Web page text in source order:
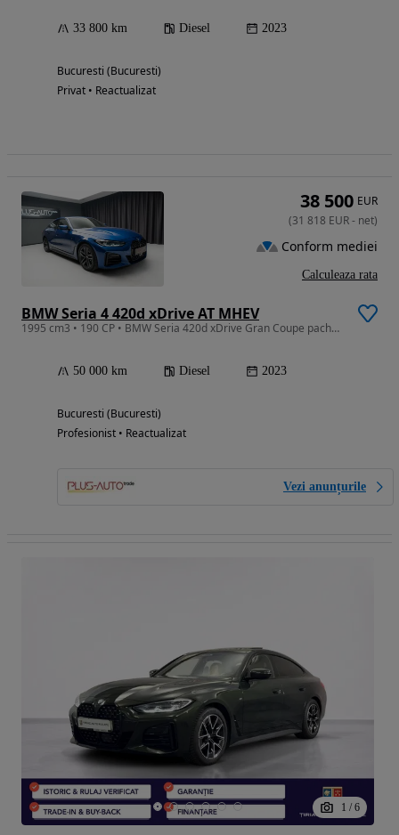
33 800 km Diesel 2023
Bucuresti (Bucuresti)
Privat • Reactualizat
BMW Seria 4 420d xDrive AT MHEV
1995 cm3 • 190 CP • BMW Seria 420d xDrive Gran Coupe pachet M Sport
50 000 km Diesel 2023
Bucuresti (Bucuresti)
Profesionist • Reactualizat
Vezi anunțurile
38 500 EUR
(31 818 EUR- net)
Conform mediei
Calculeaza rata
1 / 6